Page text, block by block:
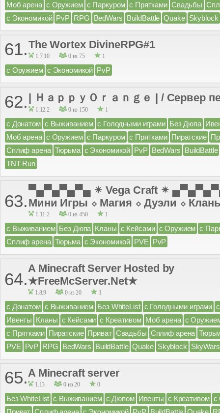
Моб арена с Оружием с Паркуром с Прятками Свадьбы
с Экономикой PvP RPG BedWars BuildBattle Quake Skyblock
61.The Wortex DivineRPG#1
1.7.10 0 из 75 1
с Оружием с Экономикой PvP
62. | ＨａｐｐｙＯｒａｎｇｅ | / Сервер
1.12.2 0 из 150 1
с Донатом с Выживанием с Голодными играми Без Дюпа
Моб арена с Оружием с Паркуром с Прятками Пиратские
Сплиф арена Тюрьма с Экономикой PvP BedWars BuildBattle
TNT Run
63.
▀▄▀▄▀▄▀▄ ✴ Vega Craft ✴
Мини Игры ⬦ Магия ⬦ Дуэли ⬦
1.11.2 0 из 450 1
с Выживанием Без Дюпа Кланы с Кейсами с Оружием с
Сплиф арена Тюрьма с Экономикой PVE PvP
64.
A Minecraft Server Hosted by
★FreeMcServer.Net★
1.8.9 0 из 20 1
с Донатом с Выживанием Без WhiteList с Голодными играми
Ивенты Кланы с Кейсами с Креативом Моб арена с
с Прятками Пиратские Приват Свадьбы Сплиф арена
PVE PvP RPG BedWars BuildBattle Quake Skyblock SkyWars
65.A Minecraft server
1.13 0 из 20 0
Без WhiteList с Выживанием с Дюпом Ивенты с Креативом с